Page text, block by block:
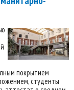
покрытием
студенты